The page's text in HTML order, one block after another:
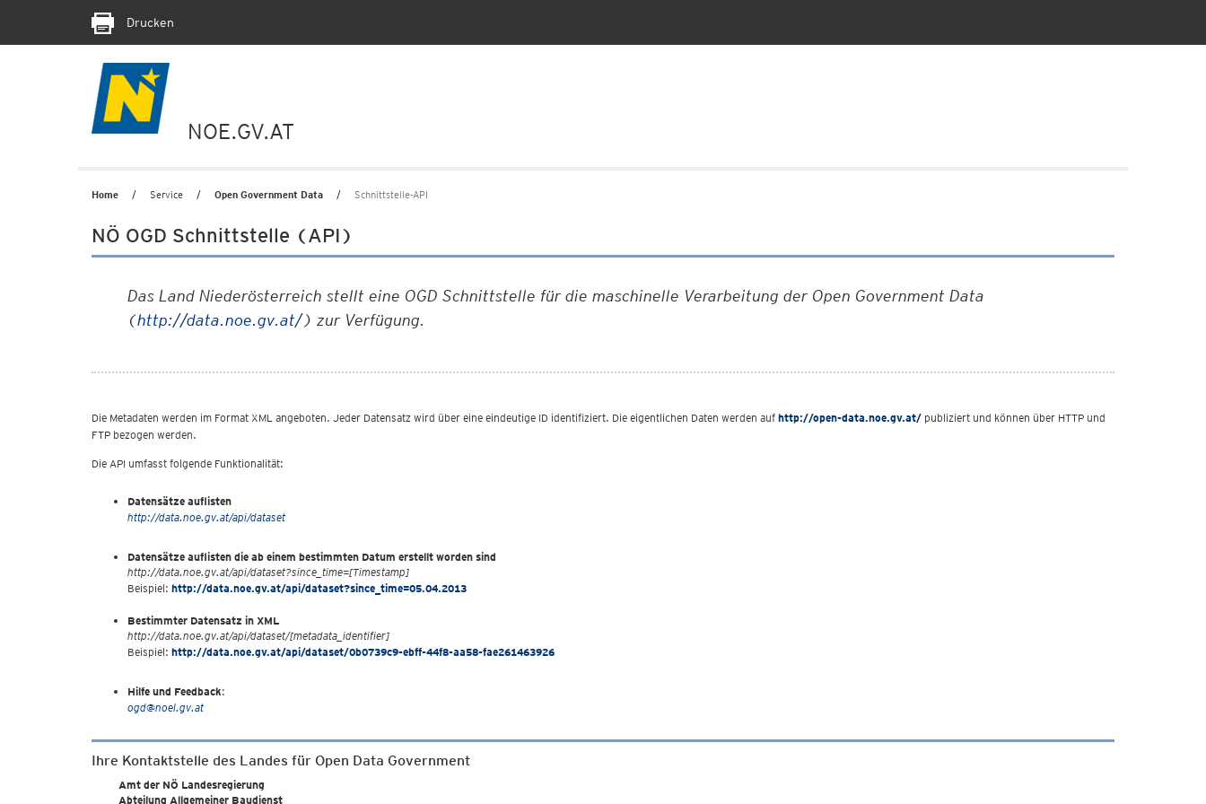
Drucken
NOE.GV.AT
Home Service Open Government Data Schnittstelle-API
NÖ OGD Schnittstelle (API)
Das Land Niederösterreich stellt eine OGD Schnittstelle für die maschinelle Verarbeitung der Open Government Data
(http://data.noe.gv.at/) zur Verfügung.
Die Metadaten werden im Format XML angeboten. Jeder Datensatz wird über eine eindeutige ID identifiziert. Die eigentlichen Daten werden auf http://open-data.noe.gv.at/ publiziert und können über HTTP und
FTP bezogen werden.
Die API umfasst folgende Funktionalität:
Datensätze auflisten
http://data.noe.gv.at/api/dataset
Datensätze auflisten die ab einem bestimmten Datum erstellt worden sind
http://data.noe.gv.at/api/dataset?since_time=[Timestamp]
Beispiel: http://data.noe.gv.at/api/dataset?since_time=05.04.2013
Bestimmter Datensatz in XML
http://data.noe.gv.at/api/dataset/[metadata_identifier]
Beispiel: http://data.noe.gv.at/api/dataset/0b0739c9-ebff-44f8-aa58-fae261463926
Hilfe und Feedback:
ogd@noel.gv.at
Ihre Kontaktstelle des Landes für Open Data Government
Amt der NÖ Landesregierung
Abteilung Allgemeiner Baudienst